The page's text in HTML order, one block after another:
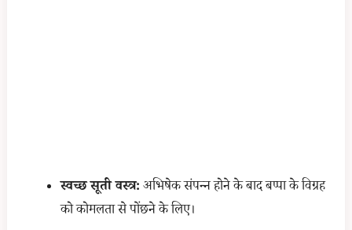
स्वच्छ सूती वस्त्र:अभिषेक संपन्न होने के बाद बप्पा के विग्रह
को कोमलता से पोंछने के लिए।